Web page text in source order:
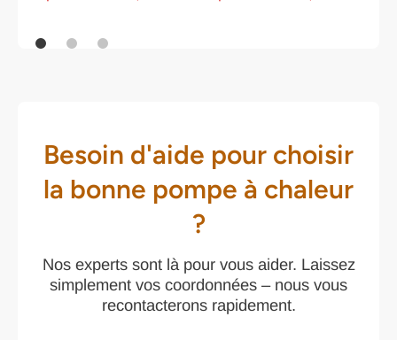
Besoin d'aide pour choisir
la bonne pompe à chaleur
?
Nos experts sont là pour vous aider. Laissez
simplement vos coordonnées – nous vous
recontacterons rapidement.